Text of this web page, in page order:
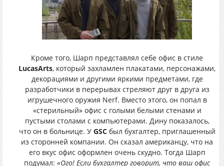
Кроме того, Шарп представлял себе офис в стиле
LucasArts, который захламлен плакатами, персонажами,
декорациями и другими яркими предметами, где
разработчики в перерывах стреляют друг в друга из
игрушечного оружия Nerf. Вместо этого, он попал в
«стерильный» офис с голыми белыми стенами и
пустыми столами с компьютерами. Дину показалось,
что он в больнице. У GSCбыл бухгалтер, приглашенный
из сторонней компании. Он сказал американцу, что на
его вкус офис оформлен очень скудно. Тогда Шарп
подумал: «Ого! Если бухгалтер говорит, что ваш офис